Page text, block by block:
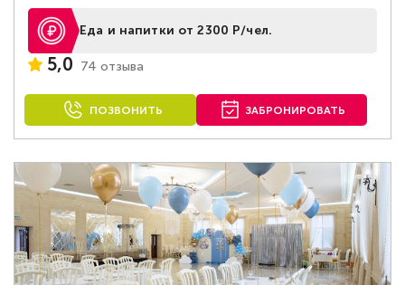
Еда и напитки от 2300 Р/чел.
5,0 74 отзыва
ПОЗВОНИТЬ ЗАБРОНИРОВАТЬ